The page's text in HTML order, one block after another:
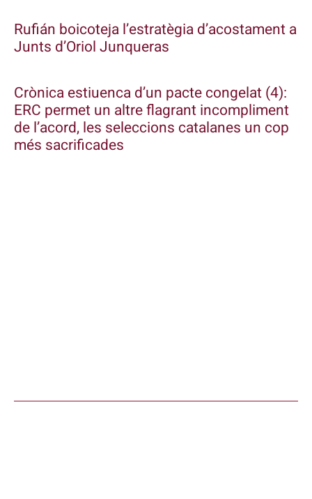
Rufián boicoteja l’estratègia d’acostament a
Junts d’Oriol Junqueras
Crònica estiuenca d’un pacte congelat (4):
ERC permet un altre flagrant incompliment
de l’acord, les seleccions catalanes un cop
més sacrificades